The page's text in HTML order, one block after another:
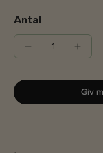
Antal
Giv